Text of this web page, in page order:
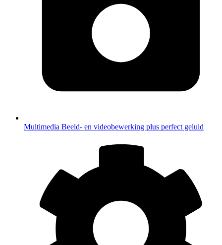
Multimedia Beeld- en videobewerking plus perfect geluid